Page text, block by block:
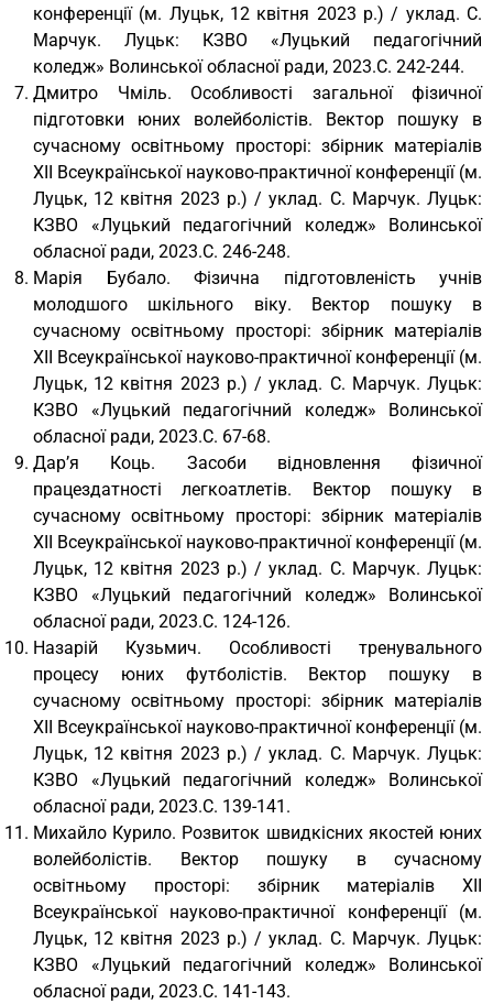
конференції (м. Луцьк, 12 квітня 2023 р.) / уклад. С.
Марчук. Луцьк: КЗВО «Луцький педагогічний
коледж» Волинської обласної ради, 2023.С. 242-244.
Дмитро Чміль. Особливості загальної фізичної
підготовки юних волейболістів. Вектор пошуку в
сучасному освітньому просторі: збірник матеріалів
XII Всеукраїнської науково-практичної конференції (м.
Луцьк, 12 квітня 2023 р.) / уклад. С. Марчук. Луцьк:
КЗВО «Луцький педагогічний коледж» Волинської
обласної ради, 2023.С. 246-248.
Марія Бубало. Фізична підготовленість учнів
молодшого шкільного віку. Вектор пошуку в
сучасному освітньому просторі: збірник матеріалів
XII Всеукраїнської науково-практичної конференції (м.
Луцьк, 12 квітня 2023 р.) / уклад. С. Марчук. Луцьк:
КЗВО «Луцький педагогічний коледж» Волинської
обласної ради, 2023.С. 67-68.
Дар’я Коць. Засоби відновлення фізичної
працездатності легкоатлетів. Вектор пошуку в
сучасному освітньому просторі: збірник матеріалів
XII Всеукраїнської науково-практичної конференції (м.
Луцьк, 12 квітня 2023 р.) / уклад. С. Марчук. Луцьк:
КЗВО «Луцький педагогічний коледж» Волинської
обласної ради, 2023.С. 124-126.
Назарій Кузьмич. Особливості тренувального
процесу юних футболістів. Вектор пошуку в
сучасному освітньому просторі: збірник матеріалів
XII Всеукраїнської науково-практичної конференції (м.
Луцьк, 12 квітня 2023 р.) / уклад. С. Марчук. Луцьк:
КЗВО «Луцький педагогічний коледж» Волинської
обласної ради, 2023.С. 139-141.
Михайло Курило. Розвиток швидкісних якостей юних
волейболістів. Вектор пошуку в сучасному
освітньому просторі: збірник матеріалів XII
Всеукраїнської науково-практичної конференції (м.
Луцьк, 12 квітня 2023 р.) / уклад. С. Марчук. Луцьк:
КЗВО «Луцький педагогічний коледж» Волинської
обласної ради, 2023.С. 141-143.